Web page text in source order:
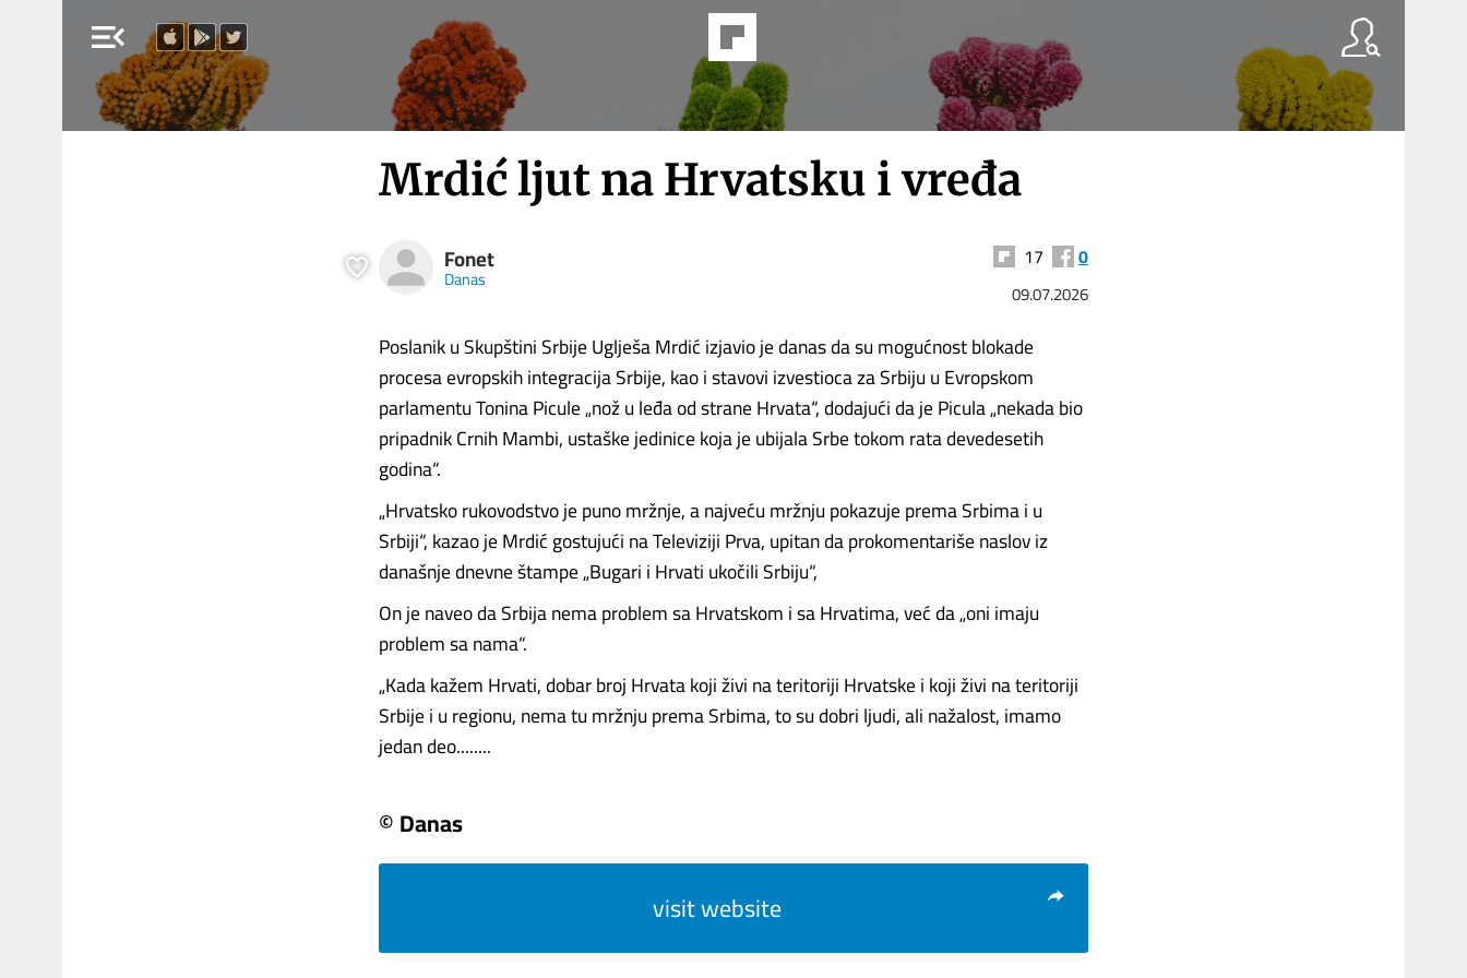
menu_open
Mrdić ljut na Hrvatsku i vređa
Fonet
Danas
17 0
09.07.2026
Poslanik u Skupštini Srbije Uglješa Mrdić izjavio je danas da su mogućnost blokade
procesa evropskih integracija Srbije, kao i stavovi izvestioca za Srbiju u Evropskom
parlamentu Tonina Picule „nož u leđa od strane Hrvata“, dodajući da je Picula „nekada bio
pripadnik Crnih Mambi, ustaške jedinice koja je ubijala Srbe tokom rata devedesetih
godina“.
„Hrvatsko rukovodstvo je puno mržnje, a najveću mržnju pokazuje prema Srbima i u
Srbiji“, kazao je Mrdić gostujući na Televiziji Prva, upitan da prokomentariše naslov iz
današnje dnevne štampe „Bugari i Hrvati ukočili Srbiju“,
On je naveo da Srbija nema problem sa Hrvatskom i sa Hrvatima, već da „oni imaju
problem sa nama“.
„Kada kažem Hrvati, dobar broj Hrvata koji živi na teritoriji Hrvatske i koji živi na teritoriji
Srbije i u regionu, nema tu mržnju prema Srbima, to su dobri ljudi, ali nažalost, imamo
jedan deo........
© Danas
visit website